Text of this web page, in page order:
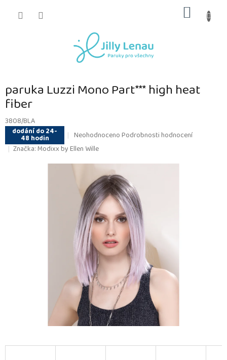
KOŠÍK
paruka Luzzi Mono Part*** high heat
fiber
3808/BLA
dodání do 24-
48 hodin
Průměrné
hodnocení
produktu
je
hvězdiček.
NeohodnocenoPodrobnosti hodnocení
Značka: Modixx by Ellen Wille